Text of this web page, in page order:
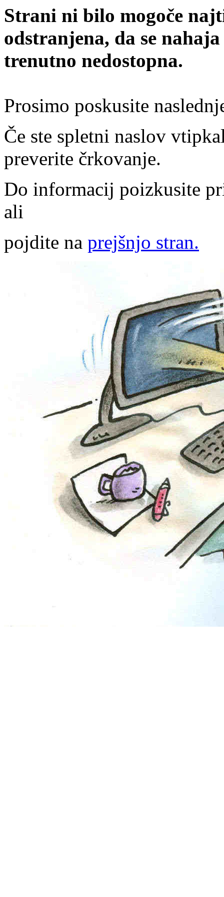
Strani ni bilo mogoče
odstranjena, da se
trenutno nedostopna.
Prosimo poskusite
Če ste spletni naslov
preverite črkovanje.
Do informacij poizkusite
ali
pojdite na prejšnjo stran.